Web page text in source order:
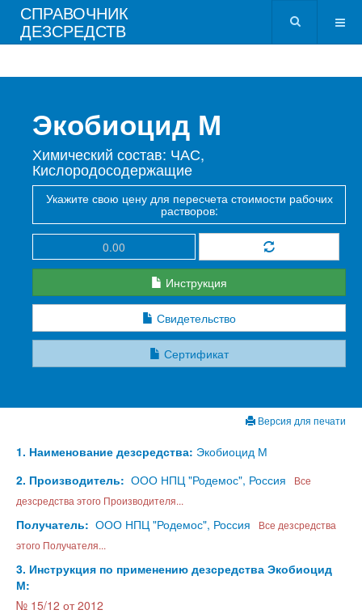
СПРАВОЧНИК
ДЕЗСРЕДСТВ
Экобиоцид М
Химический состав: ЧАС,
Кислородосодержащие
Укажите свою цену для пересчета стоимости рабочих
растворов:
Инструкция
Свидетельство
Сертификат
Версия для печати
1. Наименование дезсредства: Экобиоцид М
2. Производитель: ООО НПЦ "Родемос", Россия
Все
дезсредства этого Производителя...
Получатель: ООО НПЦ "Родемос", Россия
Все дезсредства
этого Получателя...
3. Инструкция по применению дезсредства Экобиоцид
М:
№ 15/12 от 2012